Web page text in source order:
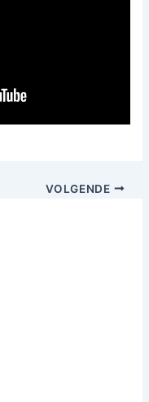
VOLGENDE